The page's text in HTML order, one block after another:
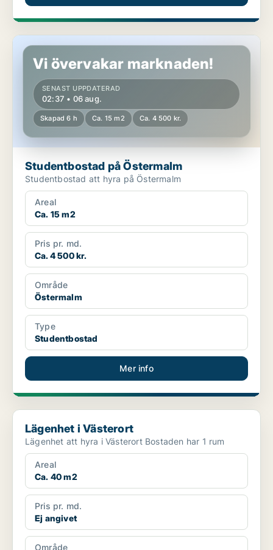
Studentbostad på Östermalm
Vi övervakar marknaden!
SENAST UPPDATERAD
02:37 • 06 aug.
Skapad 6 h Ca. 15 m2 Ca. 4 500 kr.
Studentbostad på Östermalm
Studentbostad att hyra på Östermalm
Areal
Ca. 15 m2
Pris pr. md.
Ca. 4 500 kr.
Område
Östermalm
Type
Studentbostad
Mer info
Lägenhet i Västerort
Lägenhet i Västerort
Lägenhet att hyra i Västerort Bostaden har 1 rum
Areal
Ca. 40 m2
Pris pr. md.
Ej angivet
Område